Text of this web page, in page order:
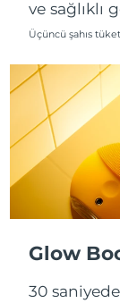
ve
Üçüncü şahıs
Glow
30
Slovakya
Slovenya
Güney Afrika
Güney Kore
İspanya
İsveç
İsviçre